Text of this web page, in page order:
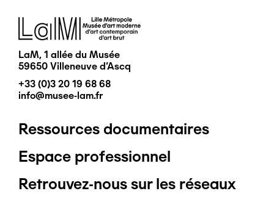
Image
LaM, 1 allée du Musée
59650 Villeneuve d'Ascq
+33 (0)3 20 19 68 68
info@musee-lam.fr
Pied
de
page
Ressources documentaires
Espace professionnel
Retrouvez-nous sur les réseaux